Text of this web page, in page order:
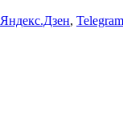
Яндекс.Дзен, Telegram